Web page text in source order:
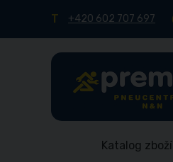
+420 602 707 697
Katalog zboží